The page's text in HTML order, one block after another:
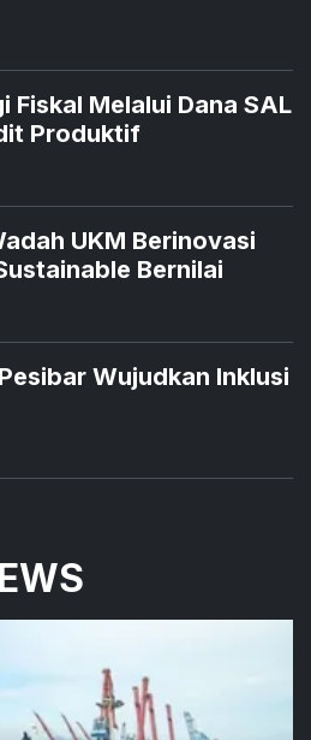
Fiskal Melalui Dana SAL
Produktif
UKM Berinovasi
Bernilai
Wujudkan Inklusi